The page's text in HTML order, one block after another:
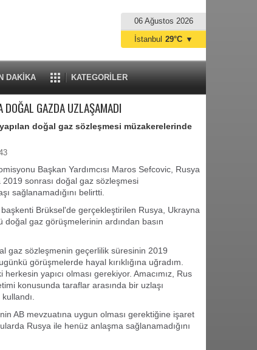
06 Ağustos 2026
DAKİKA KATEGORİLER
İstanbul 29°C ▼
GAZDA UZLAŞAMADI
doğal gaz sözleşmesi müzakerelerinde
Başkan Yardımcısı Maros Sefcovic, Rusya
2019 sonrası doğal gaz sözleşmesi
sağlanamadığını belirtti.
başkenti Brüksel'de gerçekleştirilen Rusya, Ukrayna
doğal gaz görüşmelerinin ardından basın
gaz sözleşmenin geçerlilik süresinin 2019
görüşmelerde hayal kırıklığına uğradım.
yapıcı olması gerekiyor. Amacımız, Rus
konusunda taraflar arasında bir uzlaşı
AB mevzuatına uygun olması gerektiğine işaret
Rusya ile henüz anlaşma sağlanamadığını